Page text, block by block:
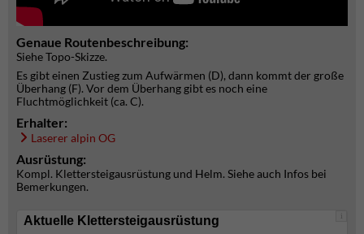
Genaue Routenbeschreibung:
Siehe Topo-Skizze.
Es gibt einen Zustieg zum Aufwärmen (D), dann kommt der große
Überhang (F). Vor dem Überhang gibt es noch eine
Fluchtmöglichkeit (ca. C).
Erhalter:
Laserer alpin OG
Ausrüstung:
Kompl. Klettersteigausrüstung und Helm. Siehe auch Infos bei
Bemerkungen.
i
Aktuelle Klettersteigausrüstung